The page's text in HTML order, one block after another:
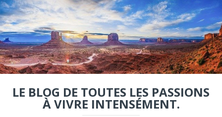
LE BLOG DE TOUTES LES PASSIONS
À VIVRE INTENSÉMENT.